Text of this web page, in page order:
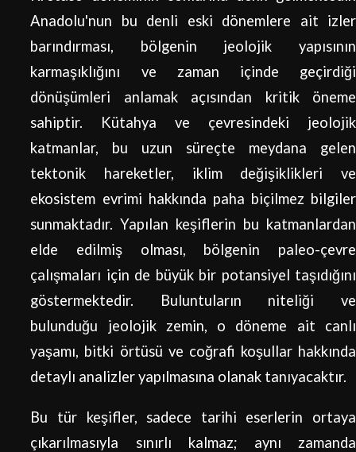
Anadolu'nun bu denli eski dönemlere ait izler
barındırması, bölgenin jeolojik yapısının
karmaşıklığını ve zaman içinde geçirdiği
dönüşümleri anlamak açısından kritik öneme
sahiptir. Kütahya ve çevresindeki jeolojik
katmanlar, bu uzun süreçte meydana gelen
tektonik hareketler, iklim değişiklikleri ve
ekosistem evrimi hakkında paha biçilmez bilgiler
sunmaktadır. Yapılan keşiflerin bu katmanlardan
elde edilmiş olması, bölgenin paleo-çevre
çalışmaları için de büyük bir potansiyel taşıdığını
göstermektedir. Buluntuların niteliği ve
bulunduğu jeolojik zemin, o döneme ait canlı
yaşamı, bitki örtüsü ve coğrafi koşullar hakkında
detaylı analizler yapılmasına olanak tanıyacaktır.
Bu tür keşifler, sadece tarihi eserlerin ortaya
çıkarılmasıyla sınırlı kalmaz; aynı zamanda